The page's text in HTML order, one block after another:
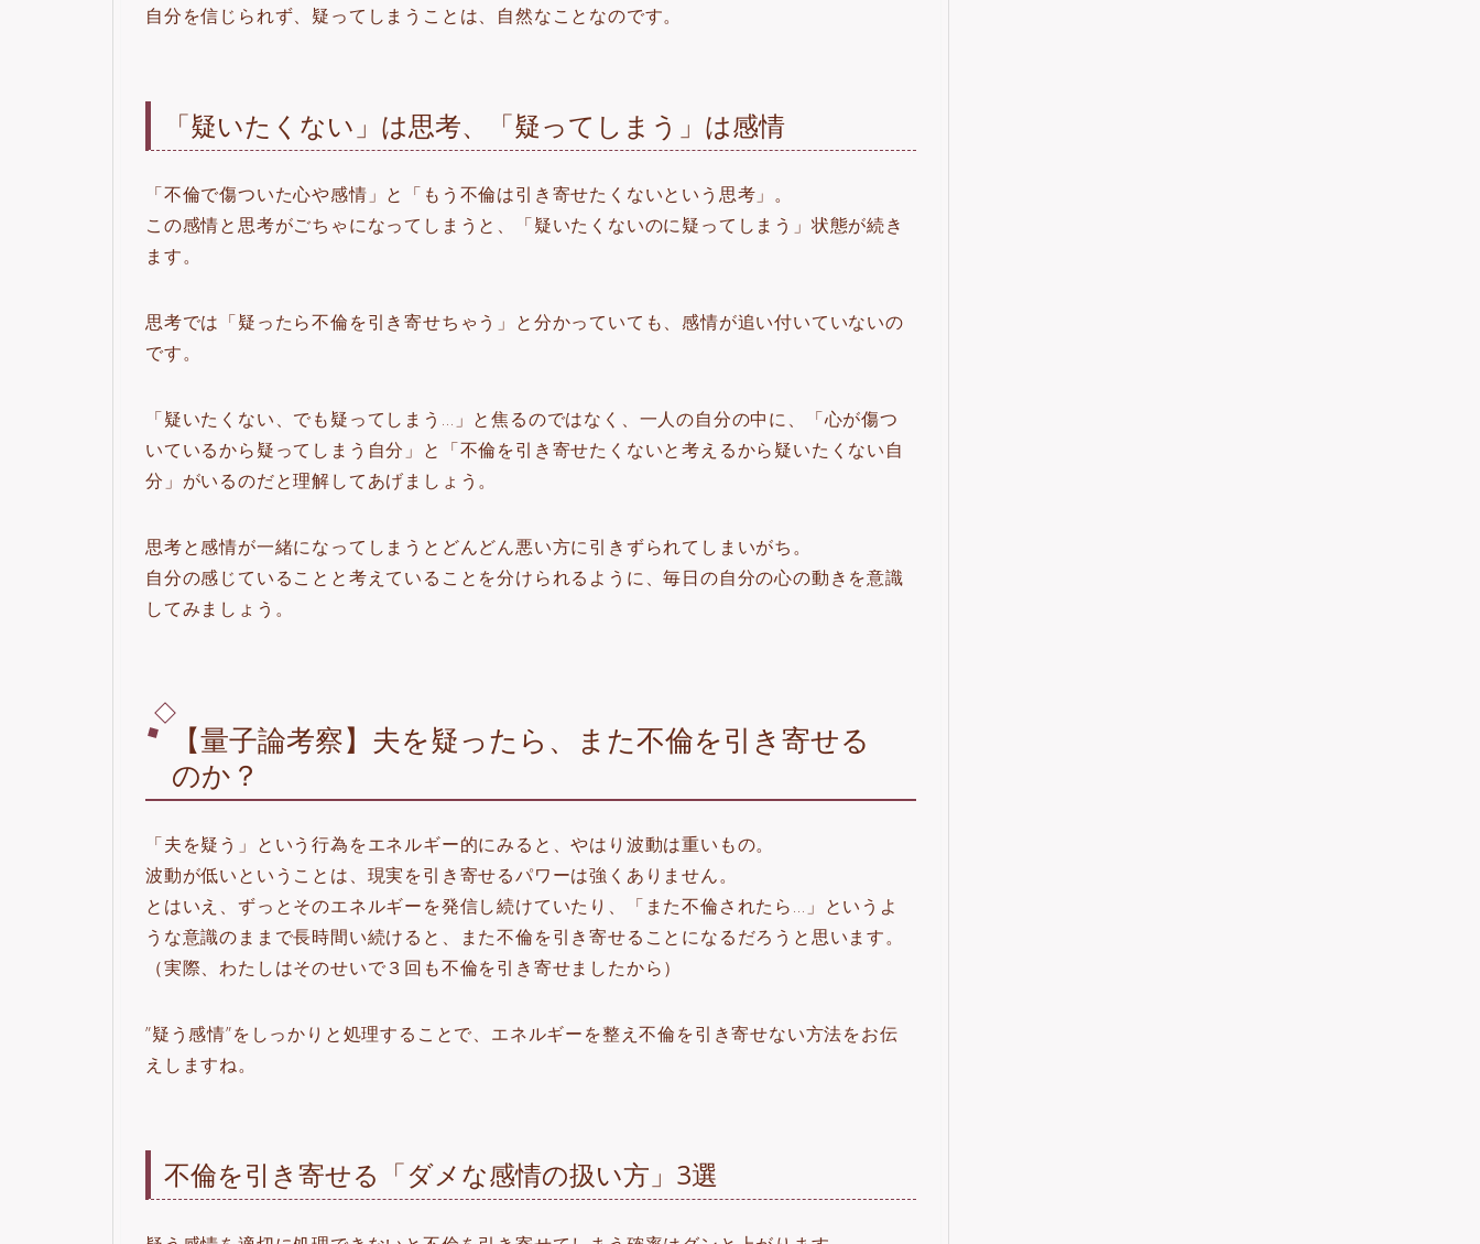
自分を信じられず、疑ってしまうことは、自然なことなのです。
「疑いたくない」は思考、「疑ってしまう」は感情
「不倫で傷ついた心や感情」と「もう不倫は引き寄せたくないという思考」。
この感情と思考がごちゃになってしまうと、「疑いたくないのに疑ってしまう」状態が続き
ます。
思考では「疑ったら不倫を引き寄せちゃう」と分かっていても、感情が追い付いていないの
です。
「疑いたくない、でも疑ってしまう…」と焦るのではなく、一人の自分の中に、「心が傷つ
いているから疑ってしまう自分」と「不倫を引き寄せたくないと考えるから疑いたくない自
分」がいるのだと理解してあげましょう。
思考と感情が一緒になってしまうとどんどん悪い方に引きずられてしまいがち。
自分の感じていることと考えていることを分けられるように、毎日の自分の心の動きを意識
してみましょう。
【量子論考察】夫を疑ったら、また不倫を引き寄せる
のか？
「夫を疑う」という行為をエネルギー的にみると、やはり波動は重いもの。
波動が低いということは、現実を引き寄せるパワーは強くありません。
とはいえ、ずっとそのエネルギーを発信し続けていたり、「また不倫されたら…」というよ
うな意識のままで長時間い続けると、また不倫を引き寄せることになるだろうと思います。
（実際、わたしはそのせいで３回も不倫を引き寄せましたから）
”疑う感情”をしっかりと処理することで、エネルギーを整え不倫を引き寄せない方法をお伝
えしますね。
不倫を引き寄せる「ダメな感情の扱い方」3選